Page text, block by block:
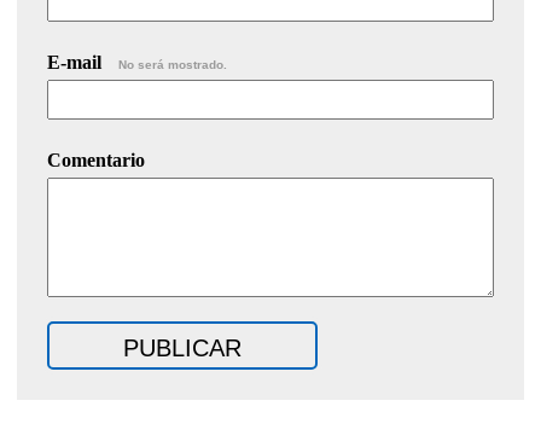
E-mail No será mostrado.
Comentario